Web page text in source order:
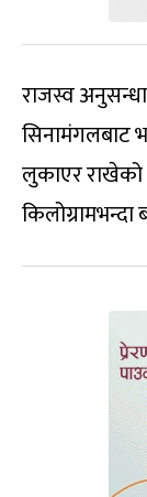
राजस्व
सिनामंगलबाट
लुकाएर राखेको